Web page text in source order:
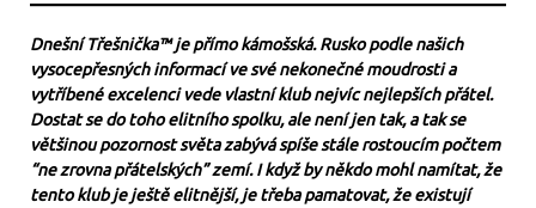
Dnešní Třešnička™ je přímo kámošská. Rusko podle našich
vysocepřesných informací ve své nekonečné moudrosti a
vytříbené excelenci vede vlastní klub nejvíc nejlepších přátel.
Dostat se do toho elitního spolku, ale není jen tak, a tak se
většinou pozornost světa zabývá spíše stále rostoucím počtem
“ne zrovna přátelských” zemí. I když by někdo mohl namítat, že
tento klub je ještě elitnější, je třeba pamatovat, že existují